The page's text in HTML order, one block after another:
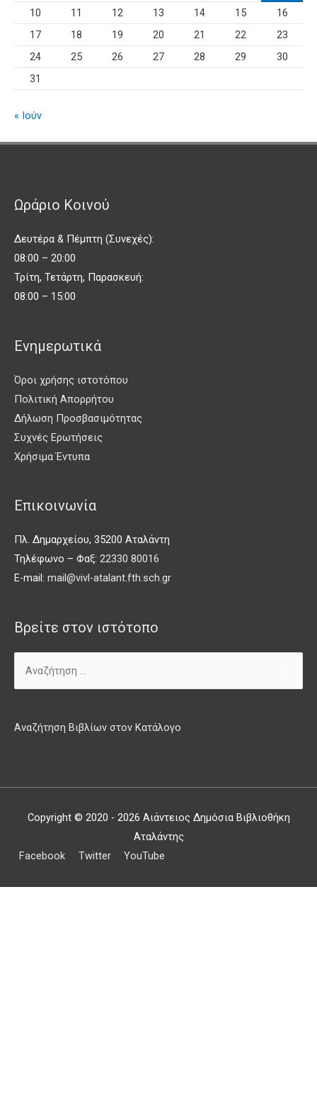
10
11 12 13 14 15
16
17
18 19 20 21 22
23
24
25 26 27 28 29
30
31
« Ιούν
Ωράριο Κοινού
Δευτέρα & Πέμπτη (Συνεχές):
08:00 – 20:00
Τρίτη, Τετάρτη, Παρασκευή:
08:00 – 15:00
Ενημερωτικά
Όροι χρήσης ιστοτόπου
Πολιτική Απορρήτου
Δήλωση Προσβασιμότητας
Συχνές Ερωτήσεις
Χρήσιμα Έντυπα
Επικοινωνία
Πλ. Δημαρχείου, 35200 Αταλάντη
Τηλέφωνο – Φαξ: 22330 80016
E-mail: mail@vivl-atalant.fth.sch.gr
Βρείτε στον ιστότοπο
Αναζήτηση Βιβλίων στον Κατάλογο
Copyright © 2020 - 2026 Αιάντειος Δημόσια Βιβλιοθήκη
Αταλάντης
Facebook
Twitter YouTube